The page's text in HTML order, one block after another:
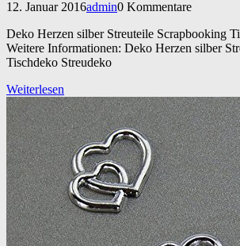
12. Januar 2016admin0 Kommentare
Deko Herzen silber Streuteile Scrapbooking
Weitere Informationen: Deko Herzen silber
Tischdeko Streudeko
Weiterlesen